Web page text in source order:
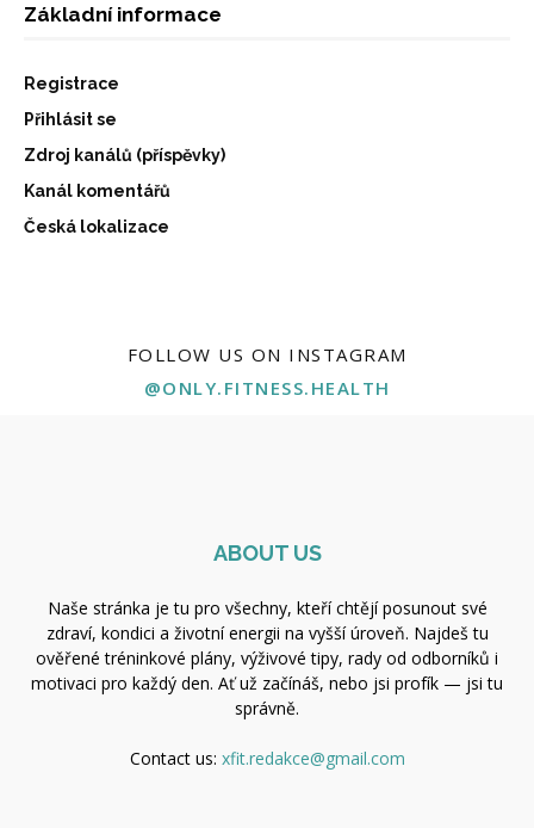
Základní informace
Registrace
Přihlásit se
Zdroj kanálů (příspěvky)
Kanál komentářů
Česká lokalizace
FOLLOW US ON INSTAGRAM
@ONLY.FITNESS.HEALTH
ABOUT US
Naše stránka je tu pro všechny, kteří chtějí posunout své
zdraví, kondici a životní energii na vyšší úroveň. Najdeš tu
ověřené tréninkové plány, výživové tipy, rady od odborníků i
motivaci pro každý den. Ať už začínáš, nebo jsi profík — jsi tu
správně.
Contact us: xfit.redakce@gmail.com